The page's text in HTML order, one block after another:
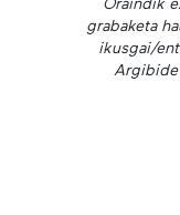
Oraindik
grabaketa
ikusgai/
Argibide